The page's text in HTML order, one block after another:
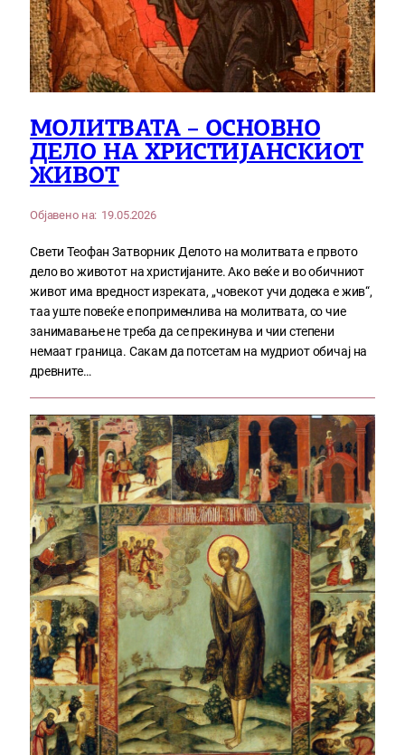
МОЛИТВАТА – ОСНОВНО
ДЕЛО НА ХРИСТИЈАНСКИОТ
ЖИВОТ
Објавено на: 19.05.2026
Свети Теофан Затворник Делото на молитвата е првото
дело во животот на христијаните. Ако веќе и во обичниот
живот има вредност изреката, „човекот учи додека е жив“,
таа уште повеќе е поприменлива на молитвата, со чие
занимавање не треба да се прекинува и чии степени
немаат граница. Сакам да потсетам на мудриот обичај на
древните…